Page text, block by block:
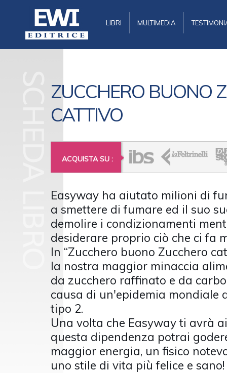
LIBRI MULTIMEDIA
ZUCCHERO BUONO
CATTIVO
ACQUISTA SU :
Easyway ha aiutato milioni di
a smettere di fumare ed il suo
demolire i condizionamenti
desiderare proprio ciò che ci fa
In “Zucchero buono Zucchero
la nostra maggior minaccia
da zucchero raffinato e da
causa di un'epidemia mondiale
tipo 2.
Una volta che Easyway ti avrà
questa dipendenza potrai
maggior energia, un fisico
uno stile di vita più felice e sano!